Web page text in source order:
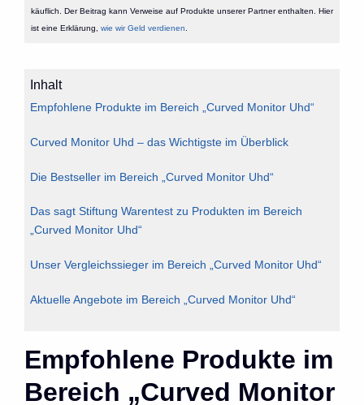
käuflich. Der Beitrag kann Verweise auf Produkte unserer Partner enthalten. Hier
ist eine Erklärung, wie wir Geld verdienen
Inhalt
Empfohlene Produkte im Bereich „Curved Monitor Uhd“
Curved Monitor Uhd – das Wichtigste im Überblick
Die Bestseller im Bereich „Curved Monitor Uhd“
Das sagt Stiftung Warentest zu Produkten im Bereich
„Curved Monitor Uhd“
Unser Vergleichssieger im Bereich „Curved Monitor Uhd“
Aktuelle Angebote im Bereich „Curved Monitor Uhd“
Empfohlene Produkte im
Bereich „Curved Monitor